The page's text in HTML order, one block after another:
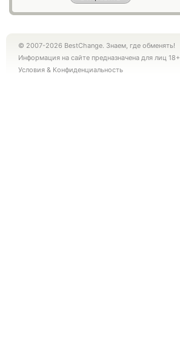
© 2007-2026 BestChange. Знаем, где обменять!
Информация на сайте предназначена для лиц 18+
Условия & Конфиденциальность